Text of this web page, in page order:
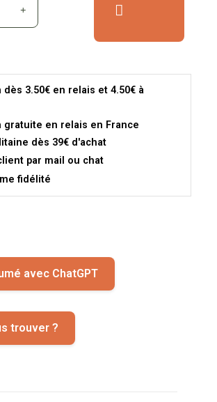
dès 3.50€ en relais et 4.50€ à
gratuite en relais en France
dès 39€ d'achat
par mail ou chat
fidélité
avec ChatGPT
trouver ?